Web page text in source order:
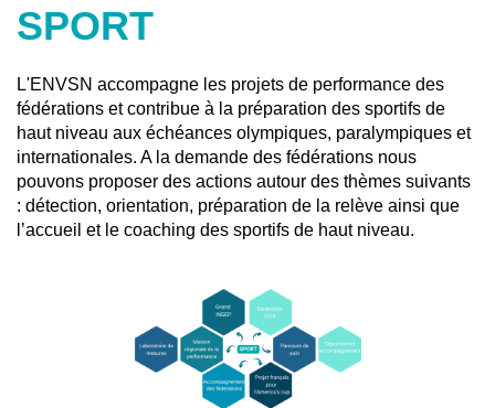
SPORT
L'ENVSN accompagne les projets de performance des
fédérations et contribue à la préparation des sportifs de
haut niveau aux échéances olympiques, paralympiques et
internationales. A la demande des fédérations nous
pouvons proposer des actions autour des thèmes suivants
: détection, orientation, préparation de la relève ainsi que
l’accueil et le coaching des sportifs de haut niveau.